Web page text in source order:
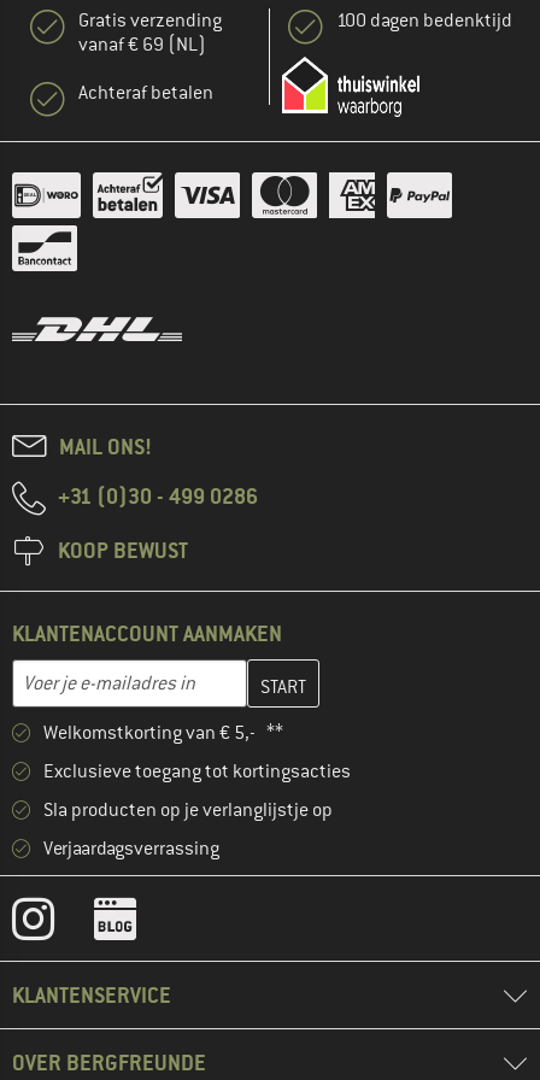
Gratis verzending
vanaf € 69 (NL)
Achteraf betalen
100 dagen bedenktijd
MAIL ONS!
+31 (0)30 - 499 0286
KOOP BEWUST
KLANTENACCOUNT AANMAKEN
E-mailadres
Vul je e-mailadres hier in en maak in de volgende stap je
Welkomstkorting van € 5,- **
Exclusieve toegang tot kortingsacties
Sla producten op je verlanglijstje op
Verjaardagsverrassing
KLANTENSERVICE
OVER BERGFREUNDE